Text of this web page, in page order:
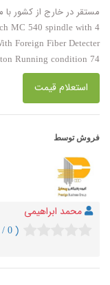
مستقر در خارج از کشور
MC 540 spindle with 4
Foreign Fiber Detecter
74 DCN rotor dia 31 Ex cotton Running condition
استعلام قیمت
فروش توسط
محمد ابراهیمی
( 0 / 5 )